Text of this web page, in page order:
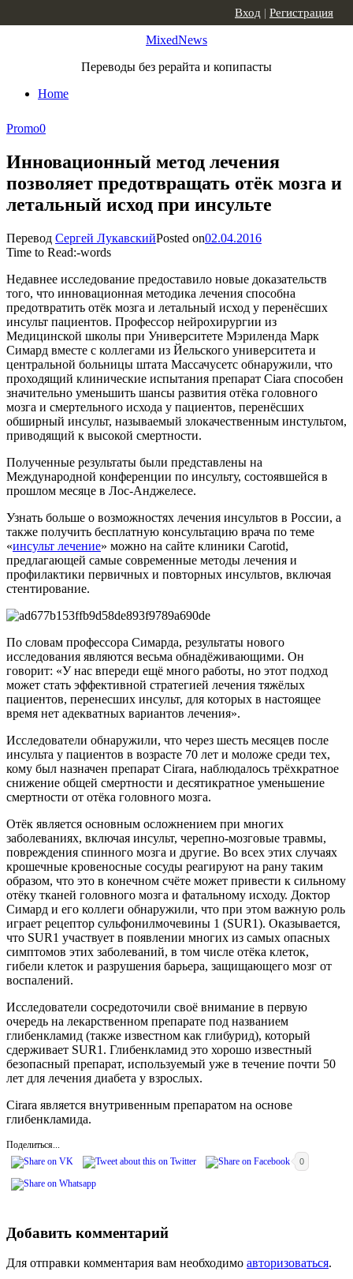
MixedNews
Переводы без рерайта и копипасты
Home
Вход | Регистрация
Promo0
Инновационный метод лечения
позволяет предотвращать отёк мозга и
летальный исход при инсульте
Перевод Сергей ЛукавскийPosted on02.04.2016
Time to Read:-words
Недавнее исследование предоставило новые доказательств
того, что инновационная методика лечения способна
предотвратить отёк мозга и летальный исход у перенёсших
инсульт пациентов. Профессор нейрохирургии из
Медицинской школы при Университете Мэриленда Марк
Симард вместе с коллегами из Йельского университета и
центральной больницы штата Массачусетс обнаружили, что
проходящий клинические испытания препарат Ciara способен
значительно уменьшить шансы развития отёка головного
мозга и смертельного исхода у пациентов, перенёсших
обширный инсульт, называемый злокачественным инстультом,
приводящий к высокой смертности.
Полученные результаты были представлены на
Международной конференции по инсульту, состоявшейся в
прошлом месяце в Лос-Анджелесе.
Узнать больше о возможностях лечения инсультов в России, а
также получить бесплатную консультацию врача по теме
«инсульт лечение» можно на сайте клиники Carotid,
предлагающей самые современные методы лечения и
профилактики первичных и повторных инсультов, включая
стентирование.
По словам профессора Симарда, результаты нового
исследования являются весьма обнадёживающими. Он
говорит: «У нас впереди ещё много работы, но этот подход
может стать эффективной стратегией лечения тяжёлых
пациентов, перенесших инсульт, для которых в настоящее
время нет адекватных вариантов лечения».
Исследователи обнаружили, что через шесть месяцев после
инсульта у пациентов в возрасте 70 лет и моложе среди тех,
кому был назначен препарат ​​Cirara, наблюдалось трёхкратное
снижение общей смертности и десятикратное уменьшение
смертности от отёка головного мозга.
Отёк является основным осложнением при многих
заболеваниях, включая инсульт, черепно-мозговые травмы,
повреждения спинного мозга и другие. Во всех этих случаях
крошечные кровеносные сосуды реагируют на рану таким
образом, что это в конечном счёте может привести к сильному
отёку тканей головного мозга и фатальному исходу. Доктор
Симард и его коллеги обнаружили, что при этом важную роль
играет рецептор сульфонилмочевины 1 (SUR1). Оказывается,
что SUR1 участвует в появлении многих из самых опасных
симптомов этих заболеваний, в том числе отёка клеток,
гибели клеток и разрушения барьера, защищающего мозг от
воспалений.
Исследователи сосредоточили своё внимание в первую
очередь на лекарственном препарате под названием
глибенкламид (также известном как глибурид), который
сдерживает SUR1. Глибенкламид это хорошо известный
безопасный препарат, используемый уже в течение почти 50
лет для лечения диабета у взрослых.
Cirara является внутривенным препаратом на основе
глибенкламида.
Поделиться...
0
Добавить комментарий
Для отправки комментария вам необходимо авторизоваться.